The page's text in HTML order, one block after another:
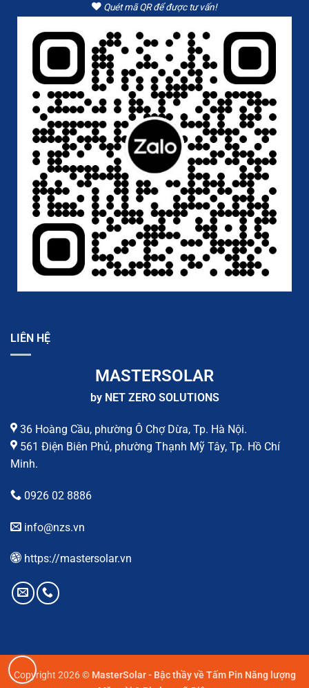
Quét mã QR để được tư vấn!
LIÊN HỆ
MASTERSOLAR
by NET ZERO SOLUTIONS
36 Hoàng Cầu, phường Ô Chợ Dừa, Tp. Hà Nội.
561 Điện Biên Phủ, phường Thạnh Mỹ Tây, Tp. Hồ Chí
Minh.
0926 02 8886
info@nzs.vn
https://mastersolar.vn
Copyright 2026 © MasterSolar - Bậc thầy về Tấm Pin Năng lượng